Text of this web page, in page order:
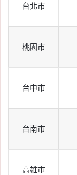
台北市
桃園市
台中市
台南市
高雄市